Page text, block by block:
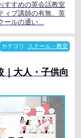
すすめの英会話教室
ィブ講師の有無、英
ールの通い...
カテゴリ: スクール・教室
｜大人・子供向